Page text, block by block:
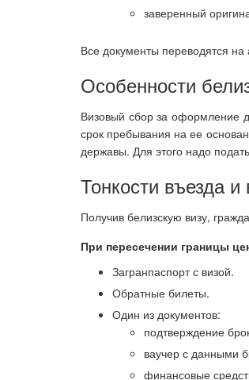
заверенный
Все документы переводятся
Особенности
Визовый сбор за оформление
срок пребывания на ее
державы. Для этого надо
Тонкости въезда и
Получив белизскую визу,
При пересечении границы
Загранпаспорт с визой.
Обратные билеты.
Один из документов:
подтверждение
ваучер с данными
финансовые